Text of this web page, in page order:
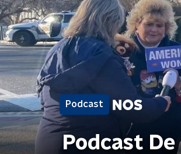
Podcast
Podcast